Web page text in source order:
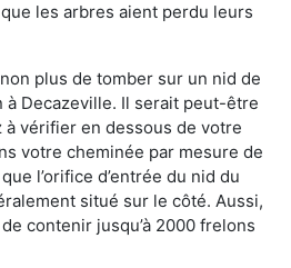
les arbres aient perdu leurs
plus de tomber sur un nid de
à Decazeville. Il serait peut-être
vérifier en dessous de votre
votre cheminée par mesure de
l’orifice d’entrée du nid du
situé sur le côté. Aussi,
contenir jusqu’à 2000 frelons